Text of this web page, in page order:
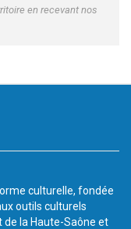
en recevant nos
culturelle, fondée
outils culturels
la Haute-Saône et